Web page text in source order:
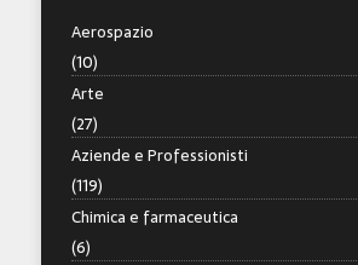
Aerospazio
(10)
Arte
(27)
Aziende e Professionisti
(119)
Chimica e farmaceutica
(6)